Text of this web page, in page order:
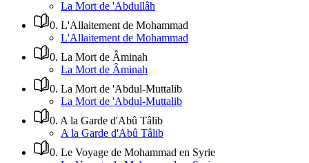
La Mort de 'Abdullâh
0. L'Allaitement de Mohammad
L'Allaitement de Mohammad
0. La Mort de Âminah
La Mort de Âminah
0. La Mort de 'Abdul-Muttalib
La Mort de 'Abdul-Muttalib
0. A la Garde d'Abû Tâlib
A la Garde d'Abû Tâlib
0. Le Voyage de Mohammad en Syrie